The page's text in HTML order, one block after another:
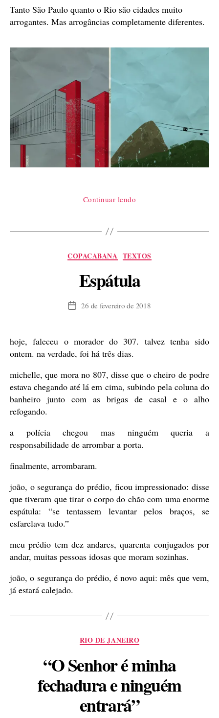
Tanto São Paulo quanto o Rio são cidades muito
arrogantes. Mas arrogâncias completamente diferentes.
Continuar lendo
Paulo,
arrogantes”
Categorias
COPACABANA TEXTOS
Espátula
Data26 de fevereiro de 2018
hoje, faleceu o morador do 307. talvez tenha sido
ontem. na verdade, foi há três dias.
michelle, que mora no 807, disse que o cheiro de podre
estava chegando até lá em cima, subindo pela coluna do
banheiro junto com as brigas de casal e o alho
refogando.
a polícia chegou mas ninguém queria a
responsabilidade de arrombar a porta.
finalmente, arrombaram.
joão, o segurança do prédio, ficou impressionado: disse
que tiveram que tirar o corpo do chão com uma enorme
espátula: “se tentassem levantar pelos braços, se
esfarelava tudo.”
meu prédio tem dez andares, quarenta conjugados por
andar, muitas pessoas idosas que moram sozinhas.
joão, o segurança do prédio, é novo aqui: mês que vem,
já estará calejado.
Categorias
RIO DE JANEIRO
“O Senhor é minha
fechadura e ninguém
entrará”